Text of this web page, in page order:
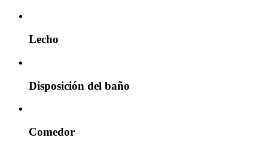
Lecho
Disposición del baño
Comedor